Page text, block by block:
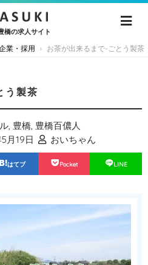
橋の求人サイト
業・採用 › お茶が出来るまで-ごとう製茶
う製茶
, 豊橋, 豊橋百儂人
月19日 おいちゃん
はてブ Pocket LINE